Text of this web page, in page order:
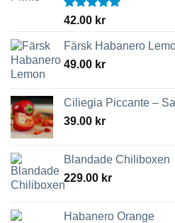
Betygsatt
42.00 kr
Färsk Habanero
49.00 kr
Ciliegia Piccante –
39.00 kr
Blandade Chiliboxen
229.00 kr
Habanero Orange